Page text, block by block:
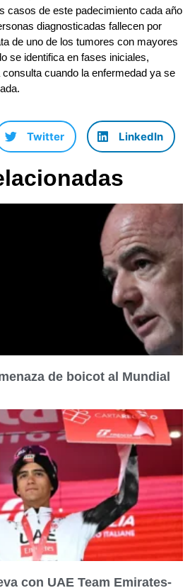
casos de este padecimiento cada año
diagnosticadas fallecen por
de uno de los tumores con mayores
se identifica en fases iniciales,
cuando la enfermedad ya se
Twitter LinkedIn
de boicot al Mundial
con UAE Team Emirates-